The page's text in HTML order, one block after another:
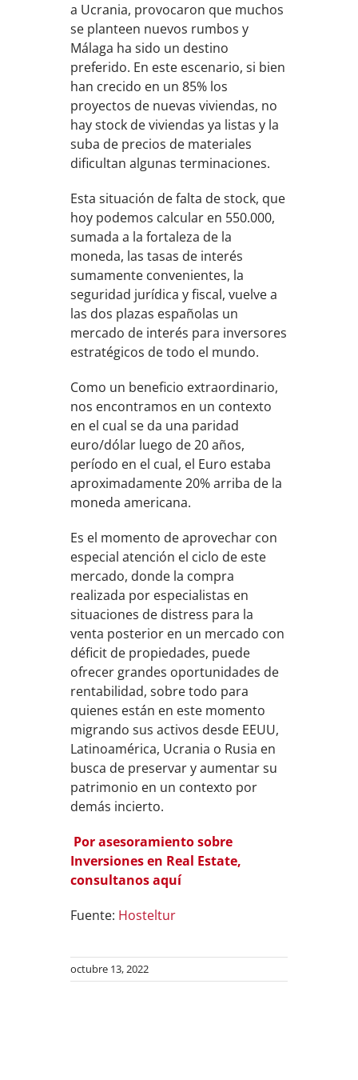
a Ucrania, provocaron que muchos
se planteen nuevos rumbos y
Málaga ha sido un destino
preferido. En este escenario, si bien
han crecido en un 85% los
proyectos de nuevas viviendas, no
hay stock de viviendas ya listas y la
suba de precios de materiales
dificultan algunas terminaciones.
Esta situación de falta de stock, que
hoy podemos calcular en 550.000,
sumada a la fortaleza de la
moneda, las tasas de interés
sumamente convenientes, la
seguridad jurídica y fiscal, vuelve a
las dos plazas españolas un
mercado de interés para inversores
estratégicos de todo el mundo.
Como un beneficio extraordinario,
nos encontramos en un contexto
en el cual se da una paridad
euro/dólar luego de 20 años,
período en el cual, el Euro estaba
aproximadamente 20% arriba de la
moneda americana.
Es el momento de aprovechar con
especial atención el ciclo de este
mercado, donde la compra
realizada por especialistas en
situaciones de distress para la
venta posterior en un mercado con
déficit de propiedades, puede
ofrecer grandes oportunidades de
rentabilidad, sobre todo para
quienes están en este momento
migrando sus activos desde EEUU,
Latinoamérica, Ucrania o Rusia en
busca de preservar y aumentar su
patrimonio en un contexto por
demás incierto.
Por asesoramiento sobre
Inversiones en Real Estate,
consultanos aquí
Fuente: Hosteltur
octubre 13, 2022